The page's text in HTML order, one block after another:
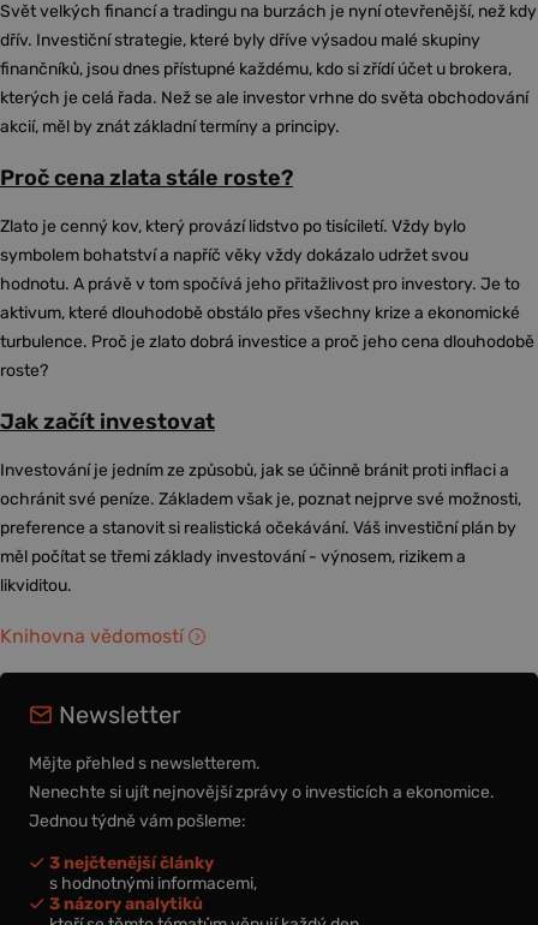
Svět velkých financí a tradingu na burzách je nyní otevřenější, než kdy
dřív. Investiční strategie, které byly dříve výsadou malé skupiny
finančníků, jsou dnes přístupné každému, kdo si zřídí účet u brokera,
kterých je celá řada. Než se ale investor vrhne do světa obchodování
akcií, měl by znát základní termíny a principy.
Proč cena zlata stále roste?
Zlato je cenný kov, který provází lidstvo po tisíciletí. Vždy bylo
symbolem bohatství a napříč věky vždy dokázalo udržet svou
hodnotu. A právě v tom spočívá jeho přitažlivost pro investory. Je to
aktivum, které dlouhodobě obstálo přes všechny krize a ekonomické
turbulence. Proč je zlato dobrá investice a proč jeho cena dlouhodobě
roste?
Jak začít investovat
Investování je jedním ze způsobů, jak se účinně bránit proti inflaci a
ochránit své peníze. Základem však je, poznat nejprve své možnosti,
preference a stanovit si realistická očekávání. Váš investiční plán by
měl počítat se třemi základy investování - výnosem, rizikem a
likviditou.
Knihovna vědomostí
Newsletter
Mějte přehled s newsletterem.
Nenechte si ujít nejnovější zprávy o investicích a ekonomice.
Jednou týdně vám pošleme:
3 nejčtenější články
s hodnotnými informacemi,
3 názory analytiků